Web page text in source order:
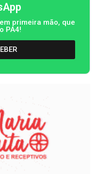
primeira mão, que
PA4!